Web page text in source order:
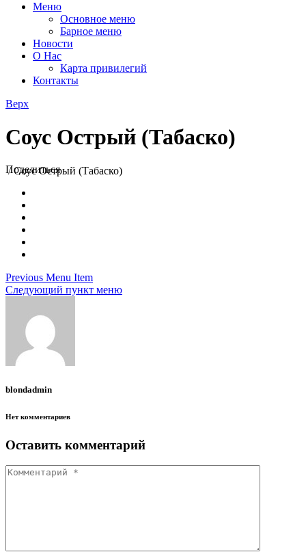
Меню
Основное меню
Барное меню
Новости
О Нас
Карта привилегий
Контакты
Верх
Соус Острый (Табаско)
/Соус Острый (Табаско)
Поделиться
Previous Menu Item
Следующий пункт меню
blondadmin
Нет комментариев
Оставить комментарий